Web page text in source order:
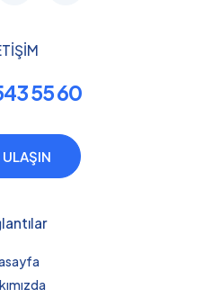
55 60
ULAŞIN